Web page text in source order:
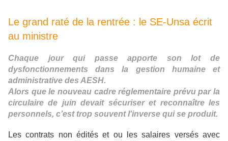
Le grand raté de la rentrée : le SE-Unsa écrit
au ministre
Chaque jour qui passe apporte son lot de
dysfonctionnements dans la gestion humaine et
administrative des AESH.
Alors que le nouveau cadre réglementaire prévu par la
circulaire de juin devait sécuriser et reconnaître les
personnels, c’est trop souvent l'inverse qui se produit.
Les contrats non édités et ou les salaires versés avec